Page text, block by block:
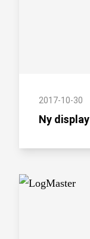
2017-10-30
Ny